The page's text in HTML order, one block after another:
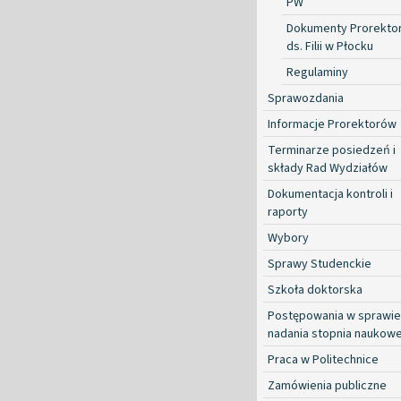
Dokumenty
ds. Filii w Płocku
Regulaminy
Sprawozdania
Informacje Prorektorów
Terminarze posiedzeń i
składy Rad Wydziałów
Dokumentacja kontroli i
raporty
Wybory
Sprawy Studenckie
Szkoła doktorska
Postępowania w sprawie
nadania stopnia
Praca w Politechnice
Zamówienia publiczne